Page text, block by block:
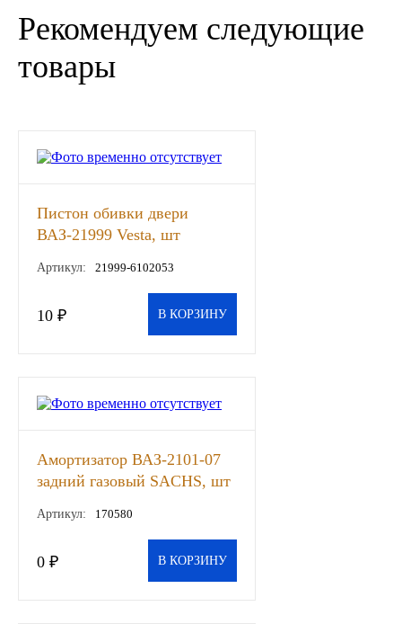
Охлаждающие жидкости
Тормозные жидкости
Автосмазки
Рекомендуем следующие
товары
Пистон обивки двери
ВАЗ-21999 Vesta, шт
Артикул: 21999-6102053
10 ₽ В КОРЗИНУ
Амортизатор ВАЗ-2101-07
задний газовый SACHS, шт
Артикул: 170580
0 ₽ В КОРЗИНУ